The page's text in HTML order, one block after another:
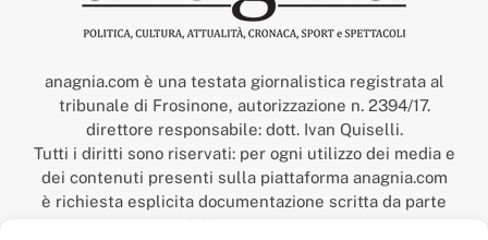
anagnia.com è una testata giornalistica registrata al
tribunale di Frosinone, autorizzazione n. 2394/17.
direttore responsabile: dott. Ivan Quiselli.
Tutti i diritti sono riservati: per ogni utilizzo dei media e
dei contenuti presenti sulla piattaforma anagnia.com
è richiesta esplicita documentazione scritta da parte
della redazione.